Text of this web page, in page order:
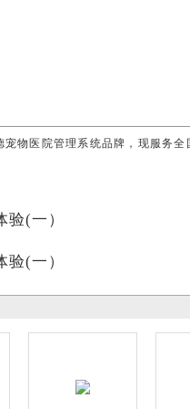
物医院管理系统品牌，现服务全
验(一）
(一）